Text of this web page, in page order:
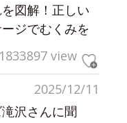
図解！正しい
ジでむくみを
1833897 view
2025/12/11
沢さんに聞